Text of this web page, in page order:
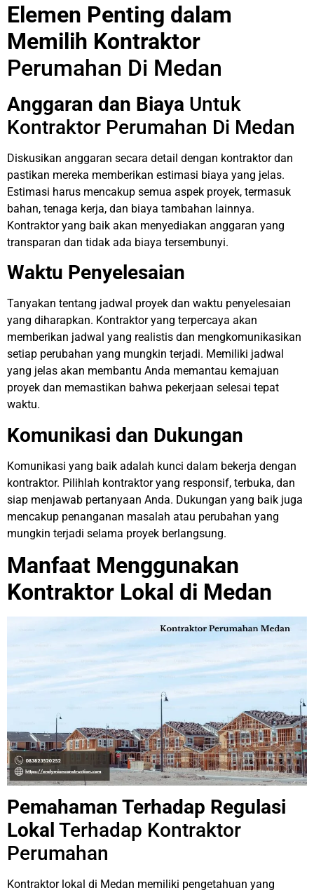
Elemen Penting dalam
Memilih Kontraktor
Perumahan Di Medan
Anggaran dan Biaya Untuk
Kontraktor Perumahan Di Medan
Diskusikan anggaran secara detail dengan kontraktor dan
pastikan mereka memberikan estimasi biaya yang jelas.
Estimasi harus mencakup semua aspek proyek, termasuk
bahan, tenaga kerja, dan biaya tambahan lainnya.
Kontraktor yang baik akan menyediakan anggaran yang
transparan dan tidak ada biaya tersembunyi.
Waktu Penyelesaian
Tanyakan tentang jadwal proyek dan waktu penyelesaian
yang diharapkan. Kontraktor yang terpercaya akan
memberikan jadwal yang realistis dan mengkomunikasikan
setiap perubahan yang mungkin terjadi. Memiliki jadwal
yang jelas akan membantu Anda memantau kemajuan
proyek dan memastikan bahwa pekerjaan selesai tepat
waktu.
Komunikasi dan Dukungan
Komunikasi yang baik adalah kunci dalam bekerja dengan
kontraktor. Pilihlah kontraktor yang responsif, terbuka, dan
siap menjawab pertanyaan Anda. Dukungan yang baik juga
mencakup penanganan masalah atau perubahan yang
mungkin terjadi selama proyek berlangsung.
Manfaat Menggunakan
Kontraktor Lokal di Medan
Pemahaman Terhadap Regulasi
Lokal Terhadap Kontraktor
Perumahan
Kontraktor lokal di Medan memiliki pengetahuan yang